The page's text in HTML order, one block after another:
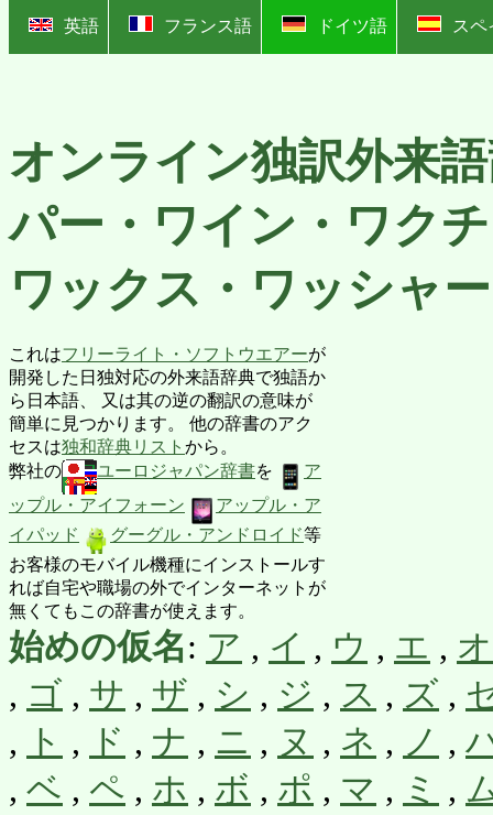
英語 フランス語 ドイツ語 スペ
オンライン独訳外来
パー・ワイン・ワク
ワックス・ワッシャ
これはフリーライト・ソフトウエアーが
開発した日独対応の外来語辞典で独語か
ら日本語、 又は其の逆の翻訳の意味が
簡単に見つかります。 他の辞書のアク
セスは独和辞典リスト から。
弊社の
ユーロジャパン辞書を
ア
ップル・アイフォーン
アップル・ア
イパッド
グーグル・アンドロイド等
お客様のモバイル機種にインストールす
れば自宅や職場の外でインターネットが
無くてもこの辞書が使えます。
始めの仮名: ア , イ , ウ , エ , オ
, ゴ , サ , ザ , シ , ジ , ス , ズ ,
,
ト , ド , ナ , ニ , ヌ , ネ , ノ ,
, ベ , ペ , ホ , ボ , ポ , マ , ミ ,